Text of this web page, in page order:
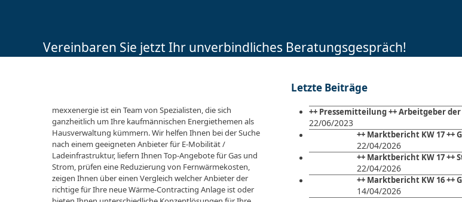
Vereinbaren Sie jetzt Ihr unverbindliches Beratungsgespräch!
mexxenergie ist ein Team von Spezialisten, die sich
ganzheitlich um Ihre kaufmännischen Energiethemen als
Hausverwaltung kümmern. Wir helfen Ihnen bei der Suche
nach einem geeigneten Anbieter für E-Mobilität /
Ladeinfrastruktur, liefern Ihnen Top-Angebote für Gas und
Strom, prüfen eine Reduzierung von Fernwärmekosten,
zeigen Ihnen über einen Vergleich welcher Anbieter der
richtige für Ihre neue Wärme-Contracting Anlage ist oder
Letzte Beiträge
++ Pressemitteilung ++ Arbeitgeber
22/06/2023
++ Marktbericht KW 17 ++
22/04/2026
++ Marktbericht KW 17 ++
22/04/2026
++ Marktbericht KW 16 ++
14/04/2026